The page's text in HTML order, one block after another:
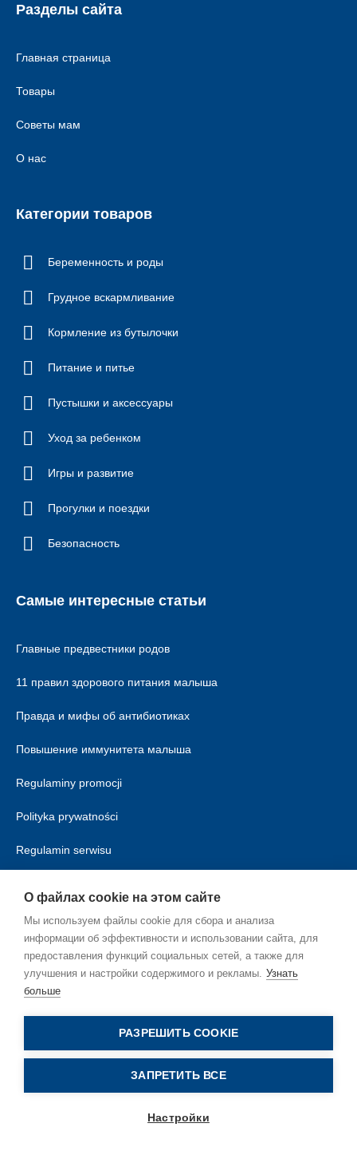
Разделы сайта
Главная страница
Товары
Советы мам
О нас
Категории товаров
Беременность и роды
Грудное вскармливание
Кормление из бутылочки
Питание и питье
Пустышки и аксессуары
Уход за ребенком
Игры и развитие
Прогулки и поездки
Безопасность
Самые интересные статьи
Главные предвестники родов
11 правил здорового питания малыша
Правда и мифы об антибиотиках
Повышение иммунитета малыша
Regulaminy promocji
Polityka prywatności
Regulamin serwisu
О файлах cookie на этом сайте
Мы используем файлы cookie для сбора и анализа
информации об эффективности и использовании сайта, для
предоставления функций социальных сетей, а также для
улучшения и настройки содержимого и рекламы. Узнать
больше
РАЗРЕШИТЬ COOKIE
ЗАПРЕТИТЬ ВСЕ
Настройки